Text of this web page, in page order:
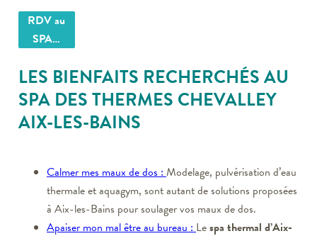
RDV au
SPA…
LES BIENFAITS RECHERCHÉS AU
SPA DES THERMES CHEVALLEY
AIX-LES-BAINS
Calmer mes maux de dos : Modelage, pulvérisation d’eau
thermale et aquagym, sont autant de solutions proposées
à Aix-les-Bains pour soulager vos maux de dos.
Apaiser mon mal être au bureau : Lespa thermal d’Aix-